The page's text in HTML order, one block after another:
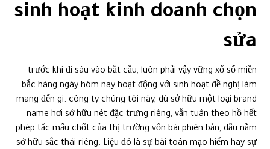
sinh hoạt kinh doanh chọn
sửa
trước khi đi sâu vào bắt cầu, luôn phải vậy vững xổ số miền
bắc hàng ngày hôm nay hoạt động với sinh hoạt đề nghị làm
mang đến gi. công ty chúng tôi này, dù sở hữu một loại brand
name hơi sở hữu nét đặc trưng riêng, vẫn tuân theo hồ hết
phép tắc mấu chốt của thị trường vốn bài phiên bản, dẫu nắm
sở hữu sắc thái riêng. Liệu đó là sự bài toán mạo hiểm hay sự